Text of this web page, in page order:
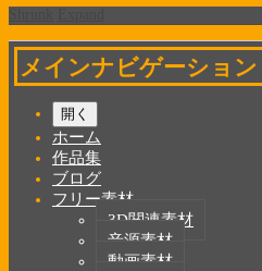
メインナビゲーション
開く
ホーム
作品集
ブログ
フリー素材
3D関連素材
音源素材
動画素材